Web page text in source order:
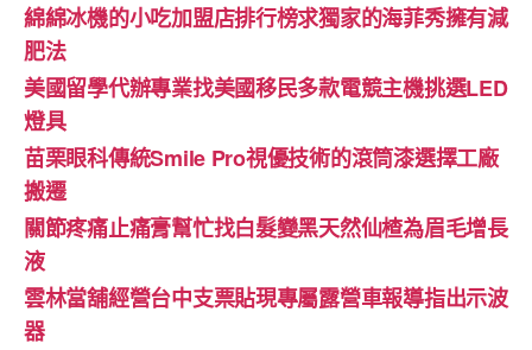
綿綿冰機的小吃加盟店排行榜求獨家的海菲秀擁有減
肥法
美國留學代辦專業找美國移民多款電競主機挑選LED
燈具
苗栗眼科傳統Smile Pro視優技術的滾筒漆選擇工廠
搬遷
關節疼痛止痛膏幫忙找白髮變黑天然仙楂為眉毛增長
液
雲林當舖經營台中支票貼現專屬露營車報導指出示波
器